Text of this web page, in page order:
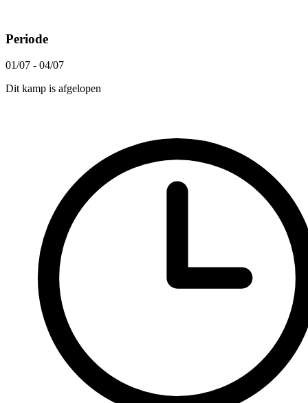
Periode
01/07 - 04/07
Dit kamp is afgelopen